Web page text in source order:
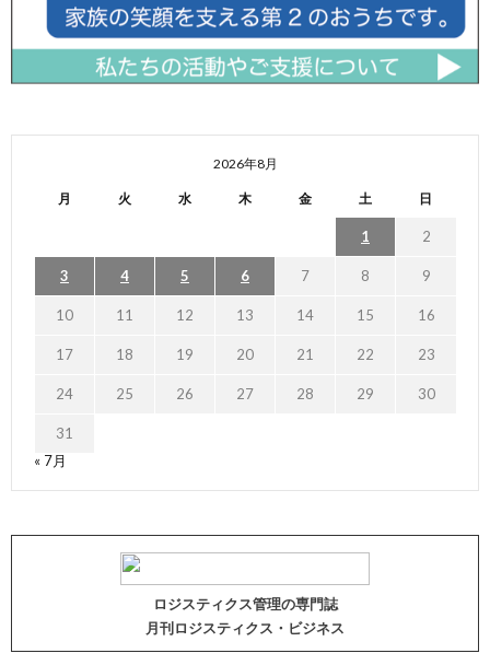
2026年8月
月 火 水 木 金 土 日
1 2
3 4 5 6 7 8 9
10 11 12 13 14 15 16
17 18 19 20 21 22 23
24 25 26 27 28 29 30
31
« 7月
ロジスティクス管理の専門誌
月刊ロジスティクス・ビジネス